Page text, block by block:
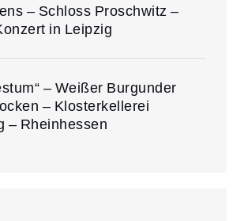
– Schloss Proschwitz –
in Leipzig
– Weißer Burgunder
– Klosterkellerei
– Rheinhessen